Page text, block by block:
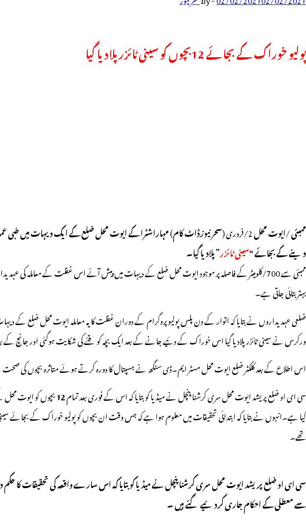
پولیو خوراک کے بجائے 12بچوں کو سینی ٹائزر پلادیا گیا
ممبئی/ایوت محل سحرنیوزڈاٹ کام)مہاراشٹرا کے ایوت محل ضلع کے ایک دیہات میں طبی عملہ کی
دینے کے بجائے "سینی ٹائزر” پلادیا گیا۔
بہتر بتائی جاتی ہے۔
ورکرس نے سینی ٹائزر پلادیا گیا اس خوراک کے دئیے جانے کے بعد ایک بچہ کو قئے کی شکایت ہوگئی اور جانچ
اس اطلاع کے بعد کلکٹر ضلع ایوت محل مسٹر ایم۔ڈی سنگھ نے ہسپتال کا دورہ کرتے ہوئے متاثرہ بچوں کی
سی ای او ضلع پریشد ایوت محل سری کرشنا پنچل نے میڈیا کو بتایا کہ اس کے فوری بعد تمام بچوں کو ایوت محل
گیا ہے۔انہوں نے بتایا کہ ابتدائی تحقیقات میں معلوم ہوا ہے کہ جس وقت ان بچوں کو پولیو خوراک کے بجائے
تھے۔
سی ای او ضلع پریشد ایوت محل سری کرشنا پنچل نے میڈیا کو بتایا کہ اس سارے واقعہ کی تحقیقات کا
سے معطلی کے احکام جاری کردئیے گئے ہیں ۔